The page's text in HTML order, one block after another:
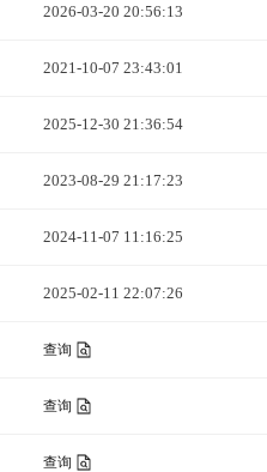
2026-03-20 20:56:13
2021-10-07 23:43:01
2025-12-30 21:36:54
2023-08-29 21:17:23
2024-11-07 11:16:25
2025-02-11 22:07:26
查询
查询
查询